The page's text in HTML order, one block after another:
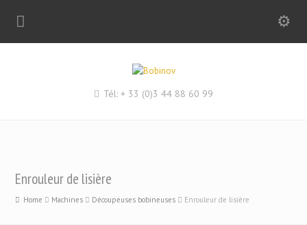
Tél: + 33 (0)3 44 88 60 99
Enrouleur de lisière
Home Machines Découpeuses bobineuses Enrouleur de lisière